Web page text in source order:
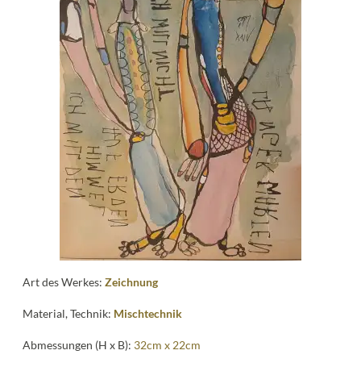
News
Kontakt
Art des Werkes:Zeichnung
Material, Technik: Mischtechnik
Abmessungen (H x B): 32cm x 22cm